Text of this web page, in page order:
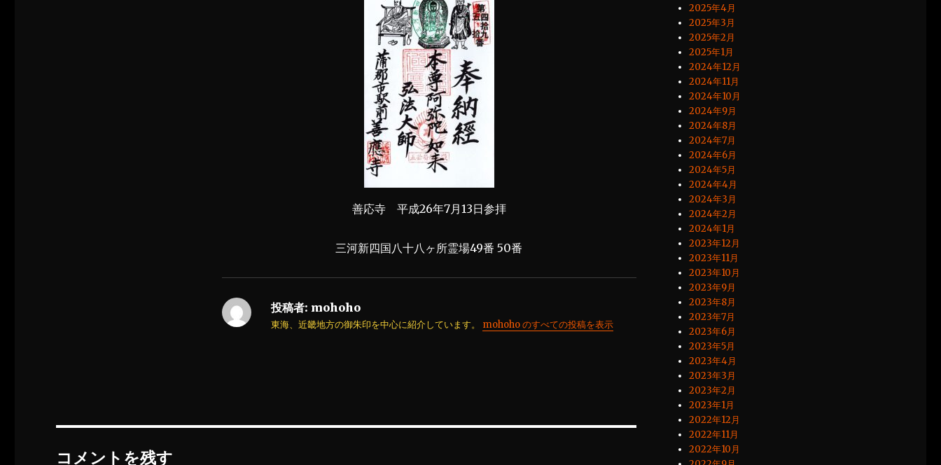
善応寺 平成26年7月13日参拝
三河新四国八十八ヶ所霊場49番 50番
投稿者: mohoho
東海、近畿地方の御朱印を中心に紹介しています。 mohoho のすべての投稿を表示
コメントを残す
2025年4月
2025年3月
2025年2月
2025年1月
2024年12月
2024年11月
2024年10月
2024年9月
2024年8月
2024年7月
2024年6月
2024年5月
2024年4月
2024年3月
2024年2月
2024年1月
2023年12月
2023年11月
2023年10月
2023年9月
2023年8月
2023年7月
2023年6月
2023年5月
2023年4月
2023年3月
2023年2月
2023年1月
2022年12月
2022年11月
2022年10月